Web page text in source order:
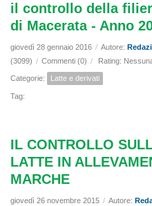
il controllo della
di Macerata - Anno
giovedì 28 gennaio 2016 / Autore:
(3099) / Commenti (0) / Rating:
Categorie: Latte e derivati
Tag:
IL CONTROLLO
LATTE IN
MARCHE
giovedì 26 novembre 2015 / Autore: